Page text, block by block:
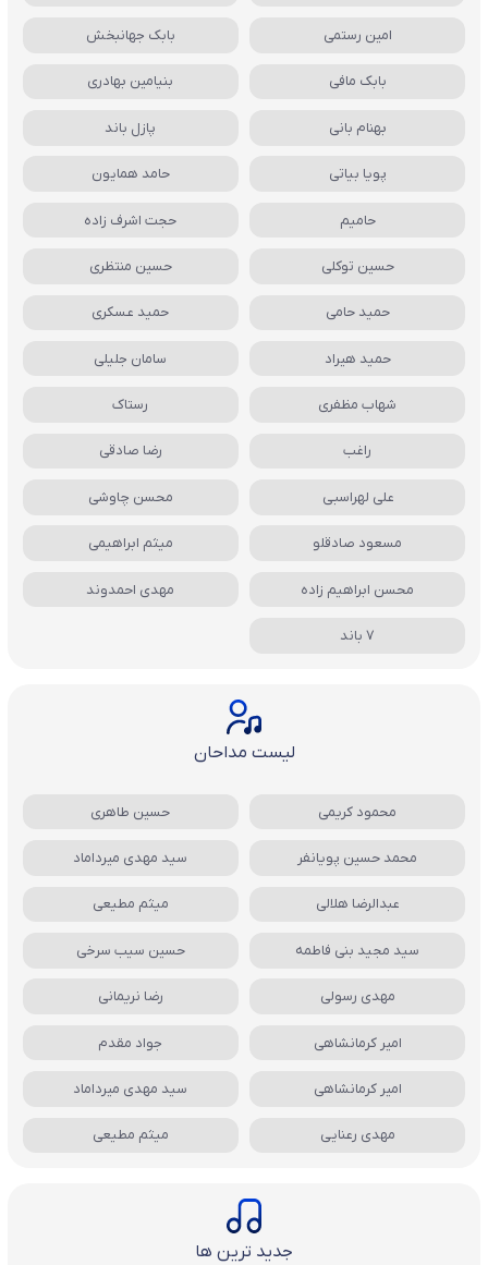
امین رستمی بابک جهانبخش
بابک مافی بنیامین بهادری
بهنام بانی پازل باند
پویا بیاتی حامد همایون
حامیم حجت اشرف زاده
حسین توکلی حسین منتظری
حمید حامی حمید عسکری
حمید هیراد سامان جلیلی
شهاب مظفری رستاک
راغب رضا صادقی
علی لهراسبی محسن چاوشی
مسعود صادقلو میثم ابراهیمی
محسن ابراهیم زاده مهدی احمدوند
7 باند
لیست مداحان
محمود کریمی حسین طاهری
محمد حسین پویانفر سید مهدی میرداماد
عبدالرضا هلالی میثم مطیعی
سید مجید بنی فاطمه حسین سیب سرخی
مهدی رسولی رضا نریمانی
امیر کرمانشاهی جواد مقدم
امیر کرمانشاهی سید مهدی میرداماد
مهدی رعنایی میثم مطیعی
جدید ترین ها